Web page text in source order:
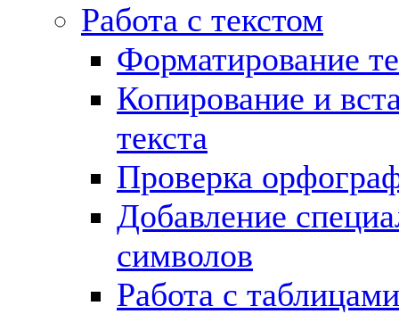
Работа с текстом
Форматирование
Копирование и
текста
Проверка
Добавление
символов
Работа с таблицами